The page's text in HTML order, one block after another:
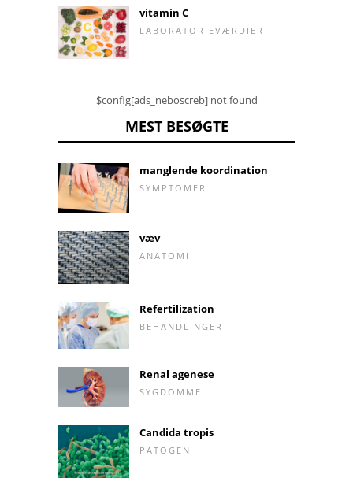
vitamin C
LABORATORIEVÆRDIER
$config[ads_neboscreb] not found
MEST BESØGTE
manglende koordination
SYMPTOMER
væv
ANATOMI
Refertilization
BEHANDLINGER
Renal agenese
SYGDOMME
Candida tropis
PATOGEN